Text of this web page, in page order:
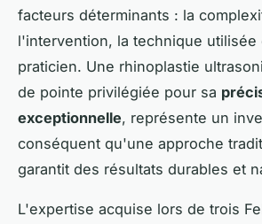
facteurs déterminants : la
l'intervention, la technique
praticien. Une rhinoplastie
de pointe privilégiée pour sa
exceptionnelle, représente un
conséquent qu'une approche
garantit des résultats durables et
L'expertise acquise lors de trois